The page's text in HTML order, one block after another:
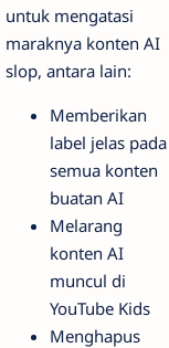
untuk mengatasi
maraknya konten AI
slop, antara lain:
Memberikan
label jelas pada
semua konten
buatan AI
Melarang
konten AI
muncul di
YouTube Kids
Menghapus